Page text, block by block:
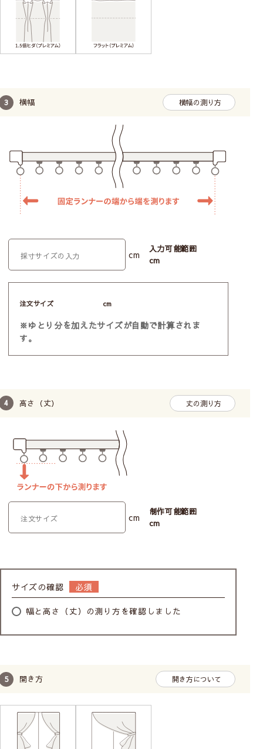
横幅 横幅の測り方
cm
入力可能範囲
cm
注文サイズ cm
※ゆとり分を加えたサイズが自動で計算されま
す。
高さ（丈） 丈の測り方
cm
制作可能範囲
cm
サイズの確認
幅と高さ（丈）の測り方を確認しました
開き方 開き方について